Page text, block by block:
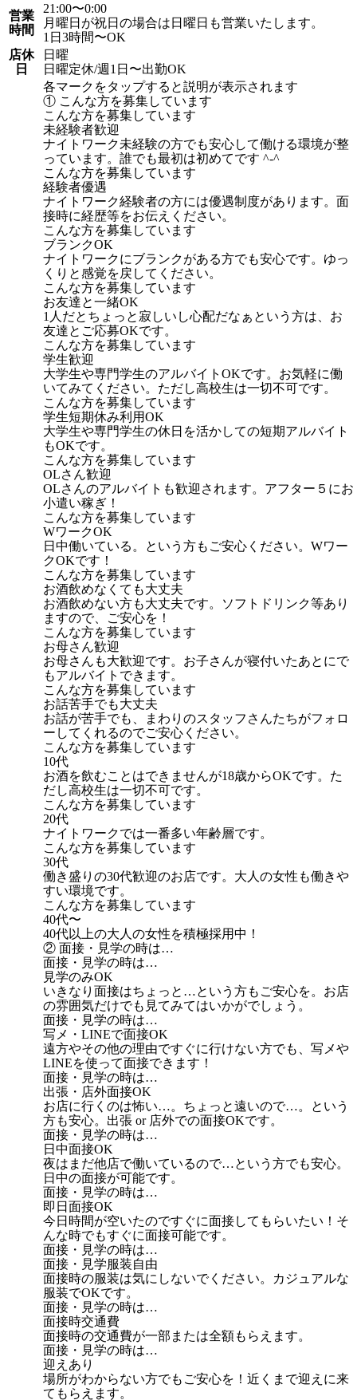
営業
時間
21:00〜0:00
月曜日が祝日の場合は日曜日も営業いたします。
1日3時間〜OK
店休
日
日曜
日曜定休/週1日〜出勤OK
各マークをタップすると説明が表示されます
① こんな方を募集しています
こんな方を募集しています
未経験者歓迎
ナイトワーク未経験の方でも安心して働ける環境が整
っています。誰でも最初は初めてです ^-^
こんな方を募集しています
経験者優遇
ナイトワーク経験者の方には優遇制度があります。面
接時に経歴等をお伝えください。
こんな方を募集しています
ブランクOK
ナイトワークにブランクがある方でも安心です。ゆっ
くりと感覚を戻してください。
こんな方を募集しています
お友達と一緒OK
1人だとちょっと寂しいし心配だなぁという方は、お
友達とご応募OKです。
こんな方を募集しています
学生歓迎
大学生や専門学生のアルバイトOKです。お気軽に働
いてみてください。ただし高校生は一切不可です。
こんな方を募集しています
学生短期休み利用OK
大学生や専門学生の休日を活かしての短期アルバイト
もOKです。
こんな方を募集しています
OLさん歓迎
OLさんのアルバイトも歓迎されます。アフター５にお
小遣い稼ぎ！
こんな方を募集しています
WワークOK
日中働いている。という方もご安心ください。Wワー
クOKです！
こんな方を募集しています
お酒飲めなくても大丈夫
お酒飲めない方も大丈夫です。ソフトドリンク等あり
ますので、ご安心を！
こんな方を募集しています
お母さん歓迎
お母さんも大歓迎です。お子さんが寝付いたあとにで
もアルバイトできます。
こんな方を募集しています
お話苦手でも大丈夫
お話が苦手でも、まわりのスタッフさんたちがフォロ
ーしてくれるのでご安心ください。
こんな方を募集しています
10代
お酒を飲むことはできませんが18歳からOKです。た
だし高校生は一切不可です。
こんな方を募集しています
20代
ナイトワークでは一番多い年齢層です。
こんな方を募集しています
30代
働き盛りの30代歓迎のお店です。大人の女性も働きや
すい環境です。
こんな方を募集しています
40代〜
40代以上の大人の女性を積極採用中！
② 面接・見学の時は…
面接・見学の時は…
見学のみOK
いきなり面接はちょっと…という方もご安心を。お店
の雰囲気だけでも見てみてはいかがでしょう。
面接・見学の時は…
写メ・LINEで面接OK
遠方やその他の理由ですぐに行けない方でも、写メや
LINEを使って面接できます！
面接・見学の時は…
出張・店外面接OK
お店に行くのは怖い…。ちょっと遠いので…。という
方も安心。出張 or 店外での面接OKです。
面接・見学の時は…
日中面接OK
夜はまだ他店で働いているので…という方でも安心。
日中の面接が可能です。
面接・見学の時は…
即日面接OK
今日時間が空いたのですぐに面接してもらいたい！そ
んな時でもすぐに面接可能です。
面接・見学の時は…
面接・見学服装自由
面接時の服装は気にしないでください。カジュアルな
服装でOKです。
面接・見学の時は…
面接時交通費
面接時の交通費が一部または全額もらえます。
面接・見学の時は…
迎えあり
場所がわからない方でもご安心を！近くまで迎えに来
てもらえます。